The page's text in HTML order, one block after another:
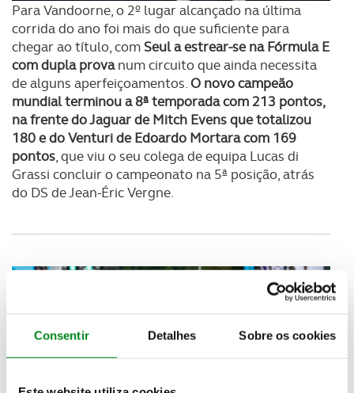
Consentir Detalhes Sobre os cookies
Para Vandoorne, o 2º lugar alcançado na última
corrida do ano foi mais do que suficiente para
chegar ao título, com Seul a estrear-se na Fórmula E
com dupla provanum circuito que ainda necessita
de alguns aperfeiçoamentos.O novo campeão
mundial terminou a 8ª temporada com 213 pontos,
na frente do Jaguar de Mitch Evens que totalizou
180 e do Venturi de Edoardo Mortara com 169
pontos, que viu o seu colega de equipa Lucas di
Grassi concluir o campeonato na 5ª posição, atrás
do DS de Jean-Éric Vergne.